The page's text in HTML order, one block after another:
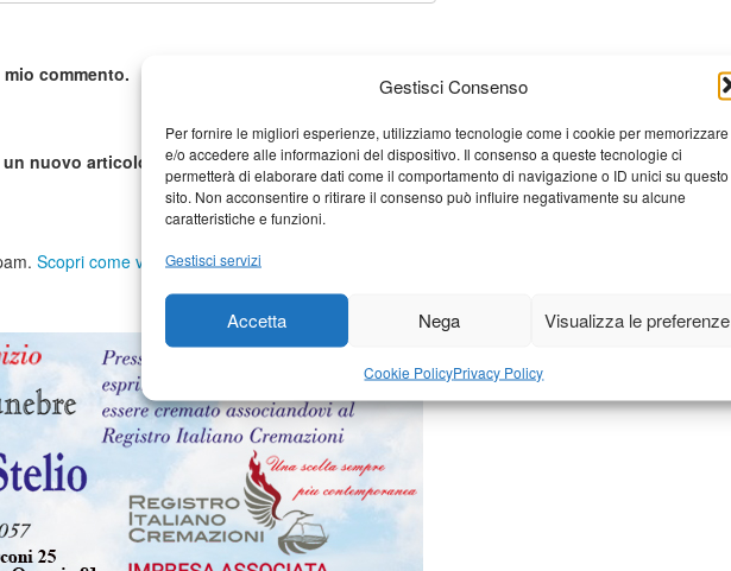
Gestisci Consenso
Per fornire le migliori esperienze, utilizziamo tecnologie come i cookie per memorizzare
e/o accedere alle informazioni del dispositivo. Il consenso a queste tecnologie ci
permetterà di elaborare dati come il comportamento di navigazione o ID unici su questo
sito. Non acconsentire o ritirare il consenso può influire negativamente su alcune
caratteristiche e funzioni.
Gestisci servizi
Accetta Nega Visualizza le preferenze
Cookie PolicyPrivacy Policy
commento.
nuovo articolo.
Scopri come vengono elaborati i dati derivati dai